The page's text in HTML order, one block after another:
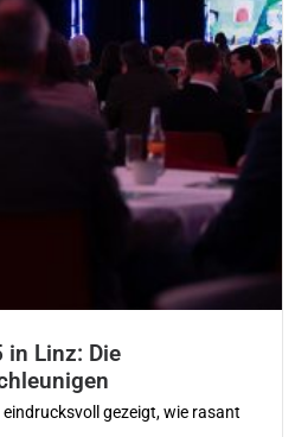
in Linz: Die
gezeigt, wie rasant